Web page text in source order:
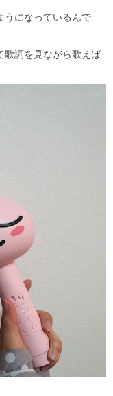
うになっているんで
歌詞を見ながら歌えば